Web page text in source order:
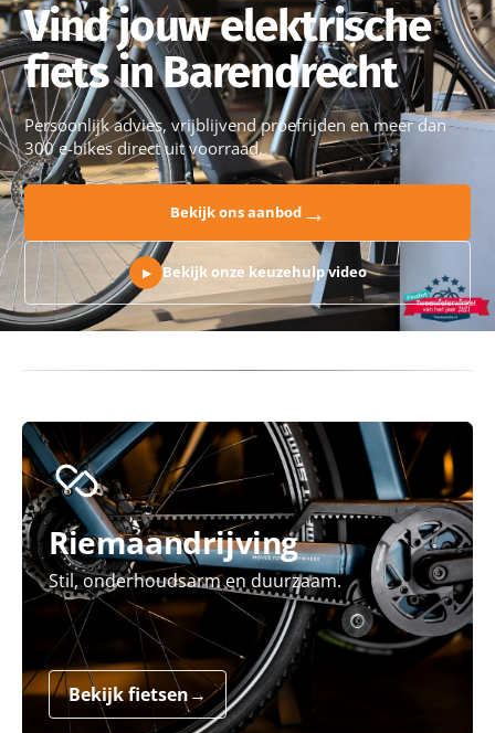
Vind jouw elektrische
fiets in Barendrecht
Persoonlijk advies, vrijblijvend proefrijden en meer dan
300 e-bikes direct uit voorraad.
Bekijk ons aanbod→
▶ Bekijk onze keuzehulp video
Riemaandrijving
Stil, onderhoudsarm en duurzaam.
Bekijk fietsen→